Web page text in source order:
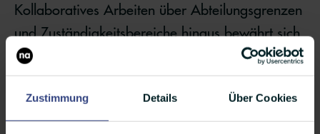
Zustimmung Details Über Cookies
Kollaboratives Arbeiten über Abteilungsgrenzen
und Zuständigkeitsbereiche hinaus bewährt sich
immer mehr als ertragreicher Nährboden für
neue Ideen. Habt ihr bereits Strukturen etabliert,
die so ein Vorgehen zulassen? Teilt sie mit euren
Followern!